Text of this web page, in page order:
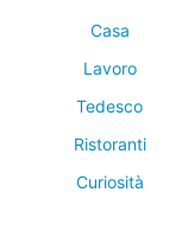
Casa
Lavoro
Tedesco
Ristoranti
Curiosità